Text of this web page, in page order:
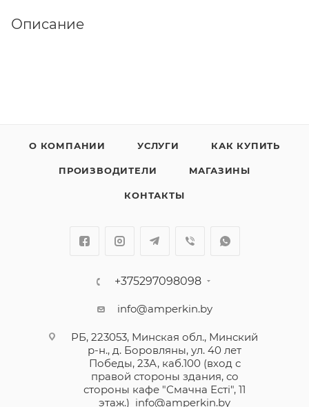
Описание
О КОМПАНИИ УСЛУГИ КАК КУПИТЬ
ПРОИЗВОДИТЕЛИ МАГАЗИНЫ
КОНТАКТЫ
+375297098098
info@amperkin.by
РБ, 223053, Минская обл., Минский
р-н., д. Боровляны, ул. 40 лет
Победы, 23А, каб.100 (вход с
правой стороны здания, со
стороны кафе "Смачна Естi", 11
этаж.) info@amperkin.by